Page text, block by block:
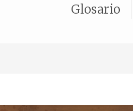
Glosario